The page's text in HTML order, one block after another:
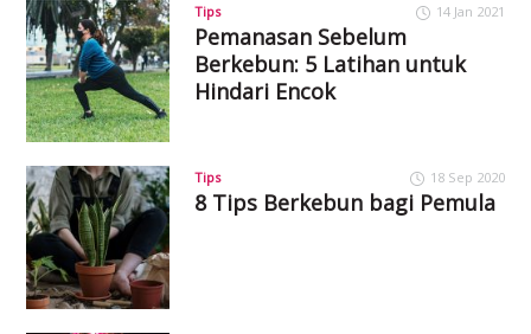
Tips 14 Jan 2021
Pemanasan Sebelum
Berkebun: 5 Latihan untuk
Hindari Encok
Tips 18 Sep 2020
8 Tips Berkebun bagi Pemula